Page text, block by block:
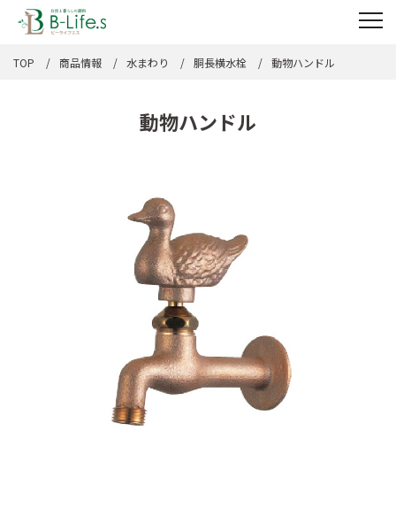
TOP 商品情報 水まわり 胴長横水栓 動物ハンドル
動物ハンドル